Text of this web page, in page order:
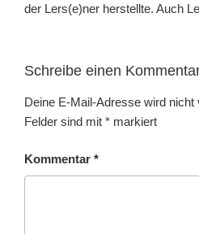
der Lers(e)ner herstellte. Auch
Schreibe einen
Deine E-Mail-Adresse wird nicht
Felder sind mit * markiert
Kommentar *